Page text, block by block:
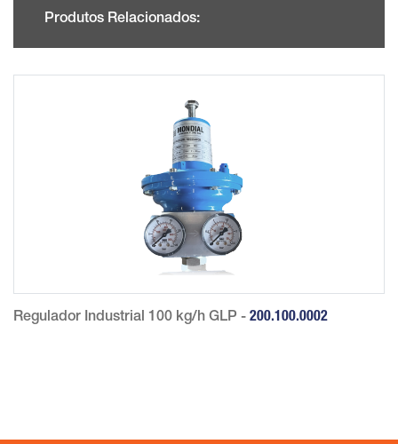
Produtos Relacionados:
Regulador Industrial 100 kg/h GLP - 200.100.0002